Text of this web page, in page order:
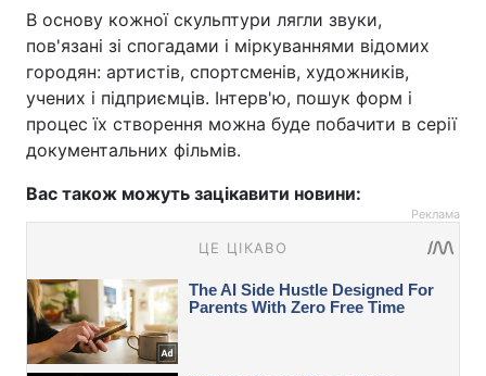
В основу кожної скульптури лягли звуки,
пов'язані зі спогадами і міркуваннями відомих
городян: артистів, спортсменів, художників,
учених і підприємців. Інтерв'ю, пошук форм і
процес їх створення можна буде побачити в серії
документальних фільмів.
Вас також можуть зацікавити новини:
Реклама